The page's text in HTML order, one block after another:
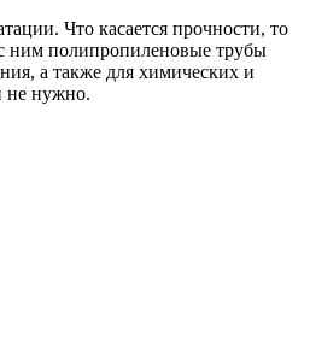
Что касается прочности, то
ним полипропиленовые трубы
а также для химических и
не нужно.